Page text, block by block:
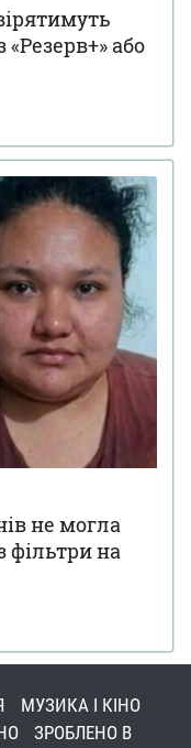
або
не могла
фільтри на
МУЗИКА І КІНО
ЗРОБЛЕНО В